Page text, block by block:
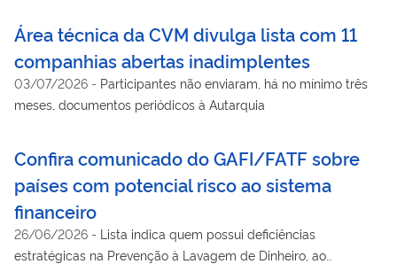
Área técnica da CVM divulga lista com 11
companhias abertas inadimplentes
03/07/2026 - Participantes não enviaram, há no mínimo três
meses, documentos periódicos à Autarquia
Confira comunicado do GAFI/FATF sobre
países com potencial risco ao sistema
financeiro
26/06/2026 - Lista indica quem possui deficiências
estratégicas na Prevenção à Lavagem de Dinheiro, ao